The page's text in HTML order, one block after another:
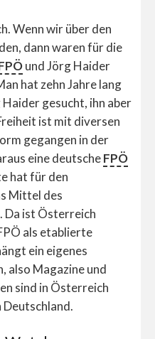
Wenn wir über den
dann waren für die
und Jörg Haider
hat zehn Jahre lang
gesucht, ihn aber
ist mit diversen
gegangen in der
eine deutscheFPÖ
hat für den
Mittel des
Da ist Österreich
als etablierte
ein eigenes
also Magazine und
sind in Österreich